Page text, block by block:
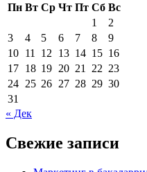
Пн Вт Ср Чт Пт Сб Вс
1
2
3
4 5 6 7 8
9
10 11 12 13 14 15 16
17 18 19 20 21 22 23
24 25 26 27 28 29 30
31
« Дек
Свежие записи